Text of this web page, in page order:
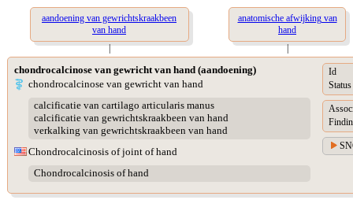
aandoening van gewrichtskraakbeen
van hand
anatomische afwijking van
hand
|
|
chondrocalcinose van gewricht van hand (aandoening)
chondrocalcinose van gewricht van hand
calcificatie van cartilago articularis manus
calcificatie van gewrichtskraakbeen van hand
verkalking van gewrichtskraakbeen van hand
Chondrocalcinosis of joint of hand
Chondrocalcinosis of hand
Id
Status